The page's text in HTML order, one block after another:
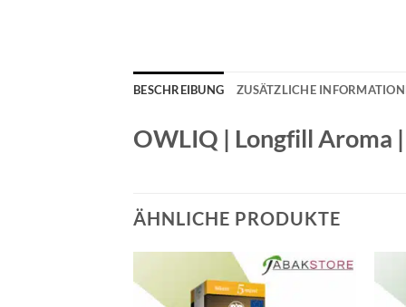
BESCHREIBUNG ZUSÄTZLICHE
OWLIQ | Longfill Aroma
ÄHNLICHE PRODUKTE